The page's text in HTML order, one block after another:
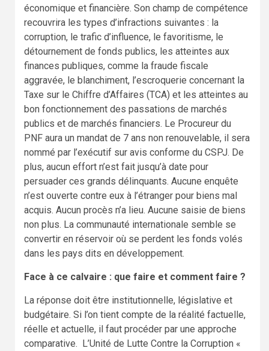
économique et financière. Son champ de compétence
recouvrira les types d’infractions suivantes : la
corruption, le trafic d’influence, le favoritisme, le
détournement de fonds publics, les atteintes aux
finances publiques, comme la fraude fiscale
aggravée, le blanchiment, l’escroquerie concernant la
Taxe sur le Chiffre d’Affaires (TCA) et les atteintes au
bon fonctionnement des passations de marchés
publics et de marchés financiers. Le Procureur du
PNF aura un mandat de 7 ans non renouvelable, il sera
nommé par l’exécutif sur avis conforme du CSPJ. De
plus, aucun effort n’est fait jusqu’à date pour
persuader ces grands délinquants. Aucune enquête
n’est ouverte contre eux à l’étranger pour biens mal
acquis. Aucun procès n’a lieu. Aucune saisie de biens
non plus. La communauté internationale semble se
convertir en réservoir où se perdent les fonds volés
dans les pays dits en développement.
Face à ce calvaire : que faire et comment faire ?
La réponse doit être institutionnelle, législative et
budgétaire. Si l’on tient compte de la réalité factuelle,
réelle et actuelle, il faut procéder par une approche
comparative. L’Unité de Lutte Contre la Corruption «